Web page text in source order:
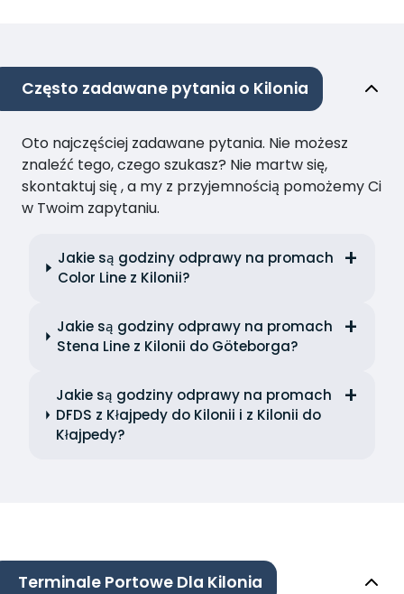
Często zadawane pytania o Kilonia
Oto najczęściej zadawane pytania. Nie możesz
znaleźć tego, czego szukasz? Nie martw się,
skontaktuj się , a my z przyjemnością pomożemy Ci
w Twoim zapytaniu.
Jakie są godziny odprawy na promach
Color Line z Kilonii?
Jakie są godziny odprawy na promach
Stena Line z Kilonii do Göteborga?
Jakie są godziny odprawy na promach
DFDS z Kłajpedy do Kilonii i z Kilonii do
Kłajpedy?
Terminale Portowe Dla Kilonia